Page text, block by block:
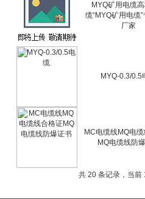
MYQ矿用电缆
缆“MYQ矿用电缆
厂家
MYQ-0.3/0.5
MC电缆线MQ电
MQ电缆线防
共 20 条记录，当